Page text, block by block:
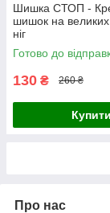
Шишка СТОП -
шишок на
ніг
Готово до
130 ₴ 260 ₴
Купити
Про нас